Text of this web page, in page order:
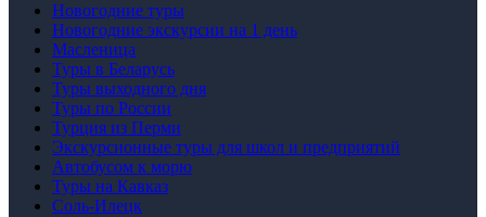
Новогодние туры
Новогодние экскурсии на 1 день
Масленица
Туры в Беларусь
Туры выходного дня
Туры по России
Турция из Перми
Экскурсионные туры для школ и предприятий
Автобусом к морю
Туры на Кавказ
Соль-Илецк